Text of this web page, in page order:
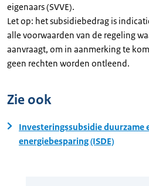
eigenaars (SVVE).
Let op: het subsidiebedrag is
alle voorwaarden van de regeling
aanvraagt, om in aanmerking te
geen rechten worden ontleend.
Zie ook
Investeringssubsidie duurzame
energiebesparing (ISDE)